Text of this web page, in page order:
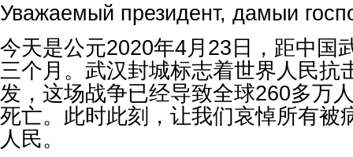
Уважаемый президент, дамыи
今天是公元2020年4月23日，距中国
三个月。武汉封城标志着世界人民抗
发，这场战争已经导致全球260多万
死亡。此时此刻，让我们哀悼所有被
人民。